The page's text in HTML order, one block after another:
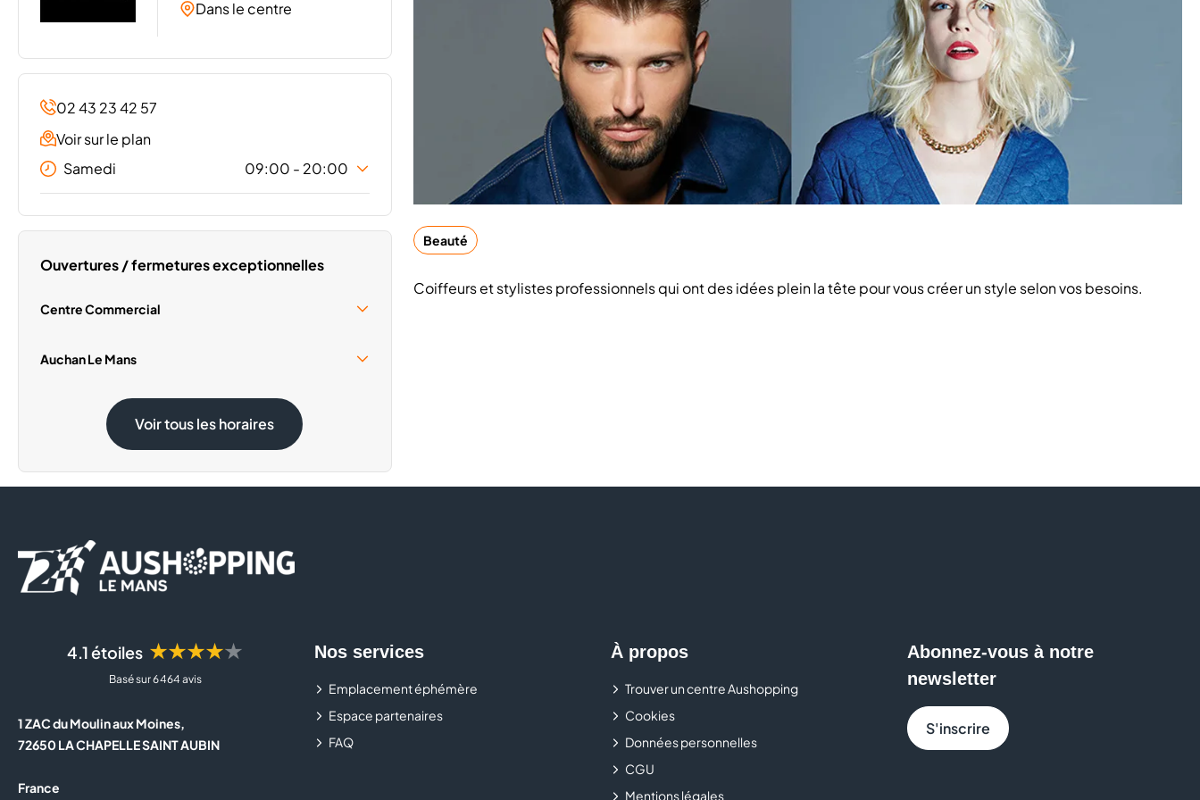
Dans le centre
02 43 23 42 57
Voir sur le plan
Samedi
09:00 - 20:00
Lundi
09:00 - 20:00
Mercredi
09:00 - 20:00
Vendredi
Ouvertures / fermetures exceptionnelles
Centre Commercial
Samedi 15 Août
Auchan Le Mans
Samedi 15 Août
08:30 - 19:30
Voir tous les horaires
Beauté
Coiffeurs et stylistes professionnels qui ont des idées plein la tête pour vous créer un style selon vos besoins.
4.1 étoiles ★★★★★
Basé sur 6 464 avis
1 ZAC du Moulin aux Moines,
72650 LA CHAPELLE SAINT AUBIN
France
Nos services
Emplacement éphémère
Espace partenaires
FAQ
À propos
Trouver un centre Aushopping
Cookies
Données personnelles
CGU
Mentions légales
Abonnez-vous à notre
newsletter
S'inscrire